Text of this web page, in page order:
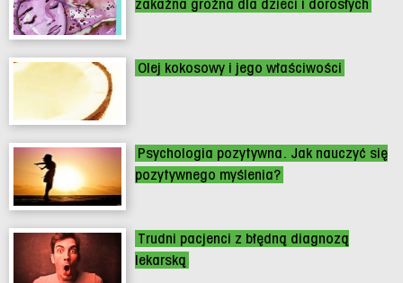
zakaźna groźna dla dzieci i dorosłych
Olej kokosowy i jego właściwości
Psychologia pozytywna. Jak nauczyć się
pozytywnego myślenia?
Trudni pacjenci z błędną diagnozą
lekarską